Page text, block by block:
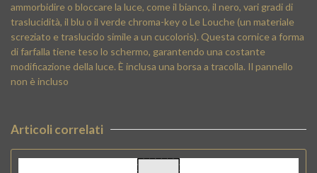
ammorbidire o bloccare la luce, come il bianco, il nero, vari gradi di
traslucidità, il blu o il verde chroma-key o Le Louche (un materiale
screziato e traslucido simile a un cucoloris). Questa cornice a forma
di farfalla tiene teso lo schermo, garantendo una costante
modificazione della luce. È inclusa una borsa a tracolla. Il pannello
non è incluso
Articoli correlati